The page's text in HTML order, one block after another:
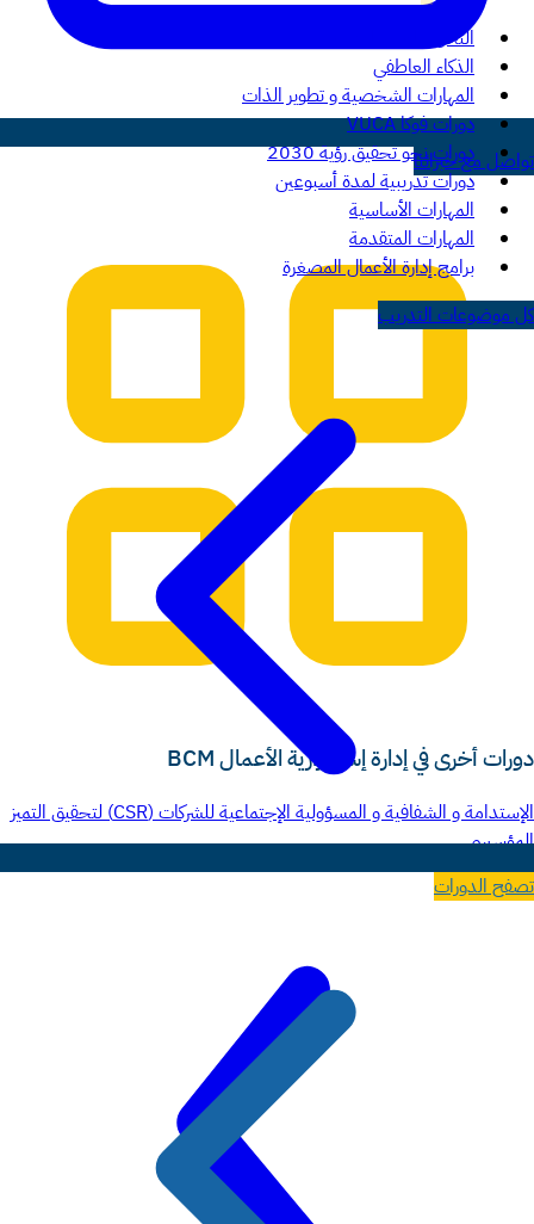
التحوّل المرن الرشيق
الذكاء العاطفي
المهارات الشخصية و تطوير الذات
دورات فوكا VUCA
دورات نحو تحقيق رؤية 2030
دورات تدريبية لمدة أسبوعين
المهارات الأساسية
المهارات المتقدمة
برامج إدارة الأعمال المصغرة
كل موضوعات التدريب
تصفح الدورات
تواصل مع خبرائنا
دورات أخرى في إدارة إستمرارية الأعمال BCM
الإستدامة و الشفافية و المسؤولية الإجتماعية للشركات (CSR) لتحقيق التميز
المؤسسي